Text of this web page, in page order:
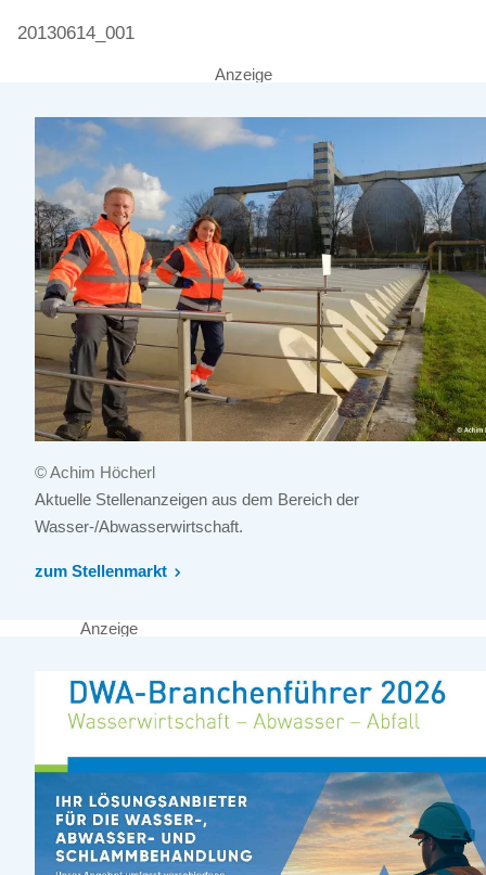
20130614_001
Anzeige
© Achim Höcherl
Aktuelle Stellenanzeigen aus dem Bereich der
Wasser-/Abwasserwirtschaft.
zum Stellenmarkt
Anzeige